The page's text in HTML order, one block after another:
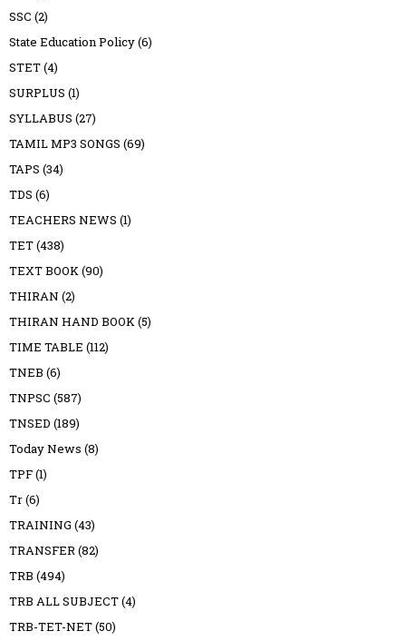
SSC (2)
State Education Policy(6)
STET(4)
SURPLUS (1)
SYLLABUS (27)
TAMIL MP3 SONGS (69)
TAPS (34)
TDS (6)
TEACHERS NEWS (1)
TET(438)
TEXT BOOK(90)
THIRAN (2)
THIRAN HAND BOOK(5)
TIME TABLE (112)
TNEB (6)
TNPSC (587)
TNSED (189)
Today News (8)
TPF(1)
Tr(6)
TRAINING (43)
TRANSFER(82)
TRB (494)
TRB ALL SUBJECT(4)
TRB-TET-NET(50)